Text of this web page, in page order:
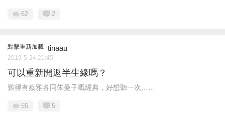
62 2
點擊重新加載 tinaau
2019-5-24 21:45
可以重新開返半生緣嗎？
難得有蔡雅各同朱曼子嘅經典，好想聽一次……
55 5